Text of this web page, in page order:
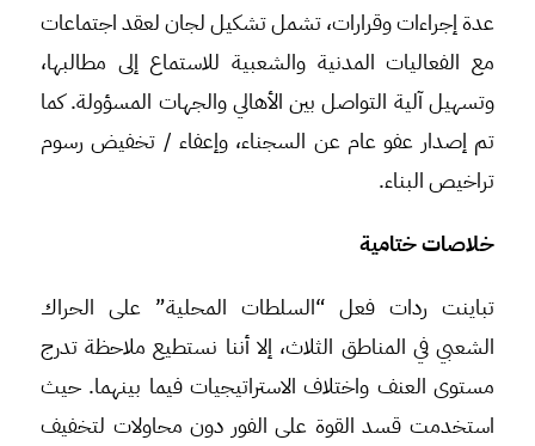
عدة إجراءات وقرارات، تشمل تشكيل لجان لعقد اجتماعات
مع الفعاليات المدنية والشعبية للاستماع إلى مطالبها،
وتسهيل آلية التواصل بين الأهالي والجهات المسؤولة. كما
تم إصدار عفو عام عن السجناء، وإعفاء / تخفيض رسوم
تراخيص البناء.
خلاصات ختامية
تباينت ردات فعل “السلطات المحلية” على الحراك
الشعبي في المناطق الثلاث، إلا أننا نستطيع ملاحظة تدرج
مستوى العنف واختلاف الاستراتيجيات فيما بينهما. حيث
استخدمت قسد القوة على الفور دون محاولات لتخفيف